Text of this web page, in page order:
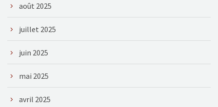
août 2025
juillet 2025
juin 2025
mai 2025
avril 2025